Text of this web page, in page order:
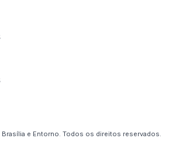
e Entorno. Todos os direitos reservados.